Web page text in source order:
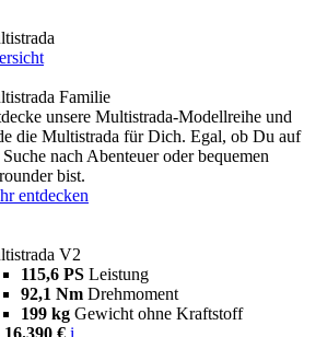
Familie
unsere Multistrada-Modellreihe und
die Multistrada für Dich. Egal, ob Du auf
nach Abenteuer oder bequemen
bist.
entdecken
V2
115,6 PS Leistung
92,1 Nm Drehmoment
199 kg Gewicht ohne Kraftstoff